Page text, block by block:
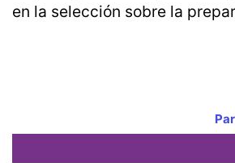
en la selección sobre la